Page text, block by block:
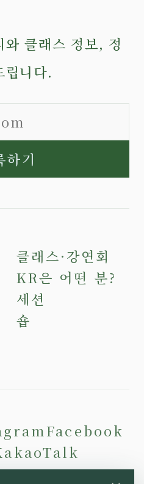
클래스 정보, 정
립니다.
하기
클래스·강연회
KR은 어떤 분?
세션
숍
Facebook